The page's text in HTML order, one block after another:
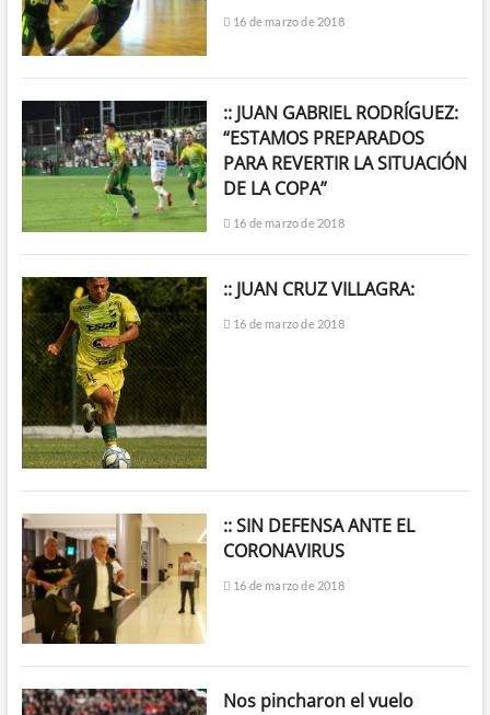
16 de marzo de 2018
:: JUAN GABRIEL RODRÍGUEZ:
“ESTAMOS PREPARADOS
PARA REVERTIR LA SITUACIÓN
DE LA COPA”
16 de marzo de 2018
:: JUAN CRUZ VILLAGRA:
16 de marzo de 2018
:: SIN DEFENSA ANTE EL
CORONAVIRUS
16 de marzo de 2018
Nos pincharon el vuelo